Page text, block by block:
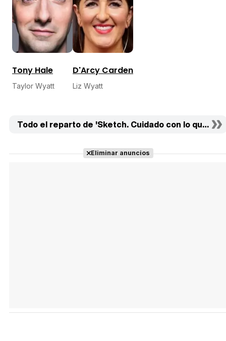
Tony Hale
Taylor Wyatt
D'Arcy Carden
Liz Wyatt
Todo el reparto de 'Sketch. Cuidado con lo que
Eliminar anuncios